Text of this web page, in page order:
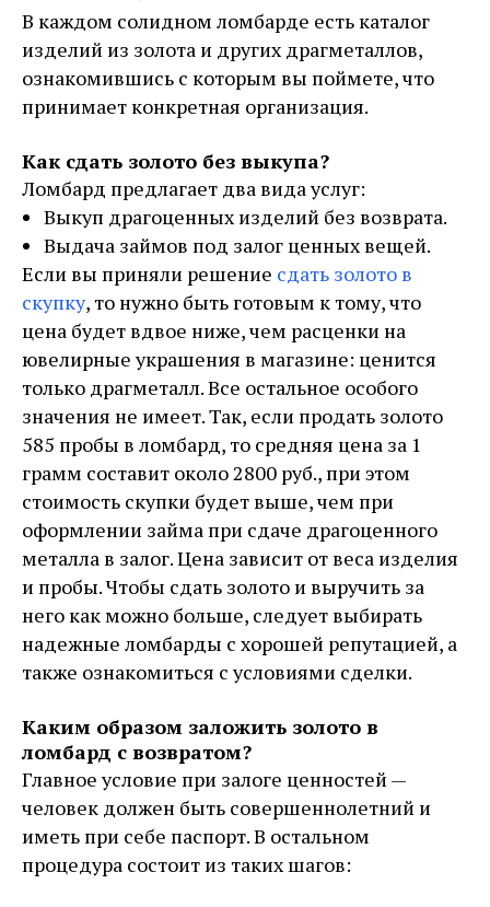
В каждом солидном ломбарде есть каталог
изделий из золота и других драгметаллов,
ознакомившись с которым вы поймете, что
принимает конкретная организация.
Как сдать золото без выкупа?
Ломбард предлагает два вида услуг:
Выкуп драгоценных изделий без возврата.
Выдача займов под залог ценных вещей.
Если вы приняли решение сдать золото в
скупку, то нужно быть готовым к тому, что
цена будет вдвое ниже, чем расценки на
ювелирные украшения в магазине: ценится
только драгметалл. Все остальное особого
значения не имеет. Так, если продать золото
585 пробы в ломбард, то средняя цена за 1
грамм составит около 2800 руб., при этом
стоимость скупки будет выше, чем при
оформлении займа при сдаче драгоценного
металла в залог. Цена зависит от веса изделия
и пробы. Чтобы сдать золото и выручить за
него как можно больше, следует выбирать
надежные ломбарды с хорошей репутацией, а
также ознакомиться с условиями сделки.
Каким образом заложить золото в
ломбард с возвратом?
Главное условие при залоге ценностей —
человек должен быть совершеннолетний и
иметь при себе паспорт. В остальном
процедура состоит из таких шагов: